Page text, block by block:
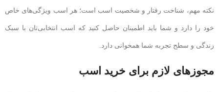
نکته مهم، شناخت رفتار و شخصیت اسب است؛ هر اسب ویژگی‌های خاص
خود را دارد و شما باید اطمینان حاصل کنید که اسب انتخابی‌تان با سبک
زندگی و سطح تجربه شما همخوانی دارد.
مجوزهای لازم برای خرید اسب